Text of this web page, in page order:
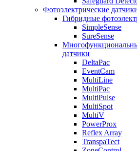
Фотоэлектрические
Гибридные
SimpleSense
SureSense
датчики
DeltaPac
EventCam
MultiLine
MultiPac
MultiPulse
MultiSpot
MultiV
PowerProx
Reflex Array
TranspaTect